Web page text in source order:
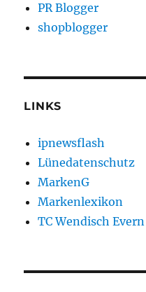
PR Blogger
shopblogger
LINKS
ipnewsflash
Lünedatenschutz
MarkenG
Markenlexikon
TC Wendisch Evern